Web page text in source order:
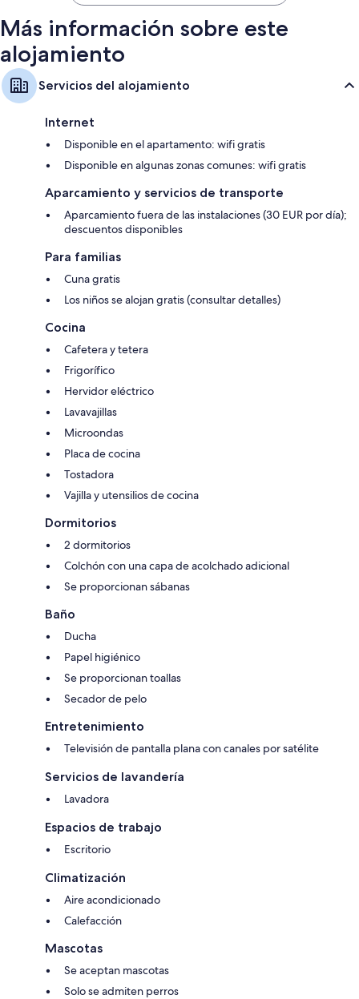
Más información sobre este
alojamiento
Servicios del alojamiento
Internet
Disponible en el apartamento: wifi gratis
Disponible en algunas zonas comunes: wifi gratis
Aparcamiento y servicios de transporte
Aparcamiento fuera de las instalaciones (30 EUR por día);
descuentos disponibles
Para familias
Cuna gratis
Los niños se alojan gratis (consultar detalles)
Cocina
Cafetera y tetera
Frigorífico
Hervidor eléctrico
Lavavajillas
Microondas
Placa de cocina
Tostadora
Vajilla y utensilios de cocina
Dormitorios
2 dormitorios
Colchón con una capa de acolchado adicional
Se proporcionan sábanas
Baño
Ducha
Papel higiénico
Se proporcionan toallas
Secador de pelo
Entretenimiento
Televisión de pantalla plana con canales por satélite
Servicios de lavandería
Lavadora
Espacios de trabajo
Escritorio
Climatización
Aire acondicionado
Calefacción
Mascotas
Se aceptan mascotas
Solo se admiten perros